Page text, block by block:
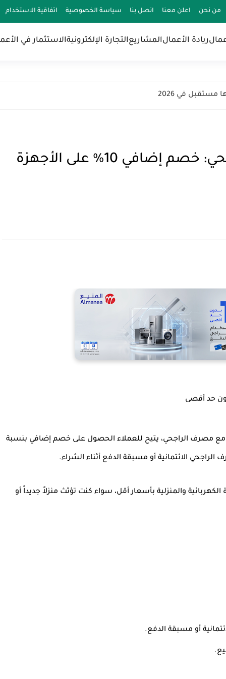
من نحن اعلن معنا اتصل بنا سياسة الخصوصية اتفاقية الاستخدام
ريادة الأعمالالمشاريعالتجارة الإلكترونيةالاستثمار في
عرض المنيع مع مصرف الراجحي: خصم إضافي 10% على الأجهزة
مصرف الراجحي، يتيح للعملاء الحصول على خصم إضافي بنسبة
الائتمانية أو مسبقة الدفع أثناء الشراء.
والمنزلية بأسعار أقل، سواء كنت تؤثث منزلاً جديداً أو
أو مسبقة الدفع.